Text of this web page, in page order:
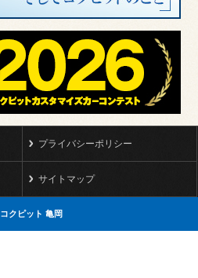
プライバシーポリシー
サイトマップ
コクピット 亀岡